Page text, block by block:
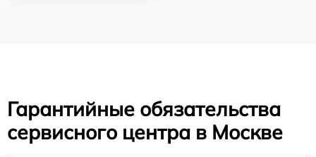
Гарантийные обязательства
сервисного центра в Москве